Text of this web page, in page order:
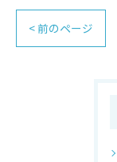
< 前のページ